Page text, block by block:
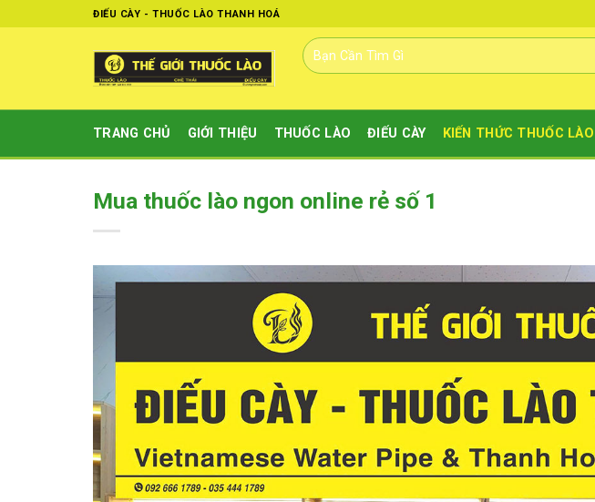
to
ĐIẾU CÀY - THUỐC LÀO THANH HOÁ
Tìm
kiếm:
TRANG CHỦ GIỚI THIỆU THUỐC LÀO ĐIẾU CÀY KIẾN THỨC THUỐC LÀO
Mua thuốc lào ngon online rẻ số 1